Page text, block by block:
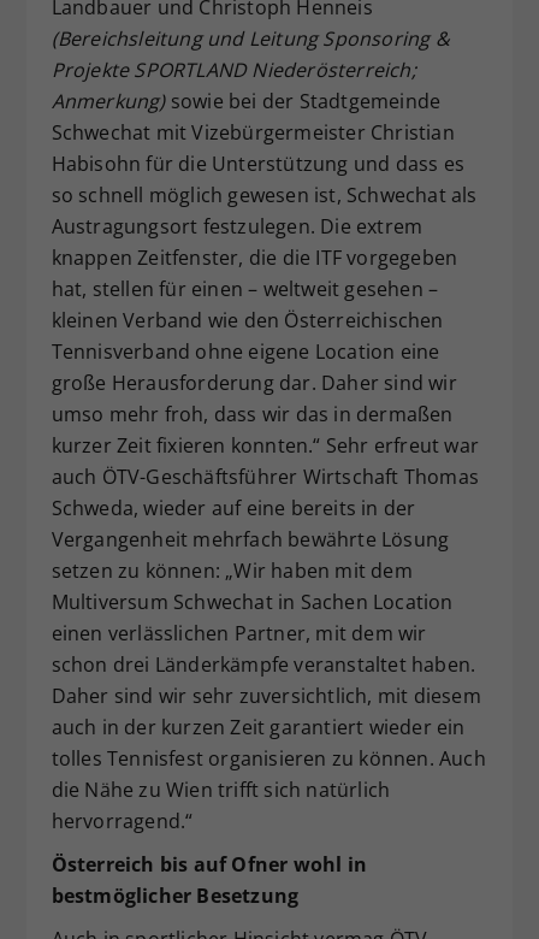
Landbauer und Christoph Henneis
(Bereichsleitung und Leitung Sponsoring &
Projekte SPORTLAND Niederösterreich;
Anmerkung)sowie bei der Stadtgemeinde
Schwechat mit Vizebürgermeister Christian
Habisohn für die Unterstützung und dass es
so schnell möglich gewesen ist, Schwechat als
Austragungsort festzulegen. Die extrem
knappen Zeitfenster, die die ITF vorgegeben
hat, stellen für einen – weltweit gesehen –
kleinen Verband wie den Österreichischen
Tennisverband ohne eigene Location eine
große Herausforderung dar. Daher sind wir
umso mehr froh, dass wir das in dermaßen
kurzer Zeit fixieren konnten.“ Sehr erfreut war
auch ÖTV-Geschäftsführer Wirtschaft Thomas
Schweda, wieder auf eine bereits in der
Vergangenheit mehrfach bewährte Lösung
setzen zu können: „Wir haben mit dem
Multiversum Schwechat in Sachen Location
einen verlässlichen Partner, mit dem wir
schon drei Länderkämpfe veranstaltet haben.
Daher sind wir sehr zuversichtlich, mit diesem
auch in der kurzen Zeit garantiert wieder ein
tolles Tennisfest organisieren zu können. Auch
die Nähe zu Wien trifft sich natürlich
hervorragend.“
Österreich bis auf Ofner wohl in
bestmöglicher Besetzung